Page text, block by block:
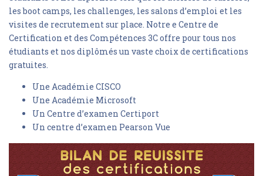
les boot camps, les challenges, les salons d’emploi et les
visites de recrutement sur place. Notre e Centre de
Certification et des Compétences 3C offre pour tous nos
étudiants et nos diplômés un vaste choix de certifications
gratuites.
Une Académie CISCO
Une Académie Microsoft
Un Centre d’examen Certiport
Un centre d’examen Pearson Vue